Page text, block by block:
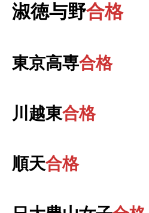
淑徳与野合格
東京高専合格
川越東合格
順天合格